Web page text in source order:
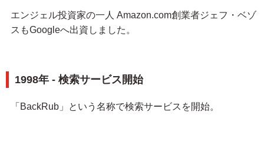
エンジェル投資家の一人 Amazon.com創業者ジェフ・ベゾ
スもGoogleへ出資しました。
1998年 - 検索サービス開始
「BackRub」という名称で検索サービスを開始。